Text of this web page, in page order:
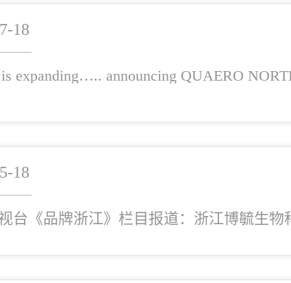
18
is expanding….. announcing QUAERO
18
台《品牌浙江》栏目报道：浙江博毓生物